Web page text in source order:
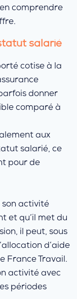
comprendre
salarié
cotise à la
donner
comparé à
aux
salarié, ce
pour de
son activité
et qu’il met du
il peut, sous
d’aide
France Travail.
activité avec
périodes